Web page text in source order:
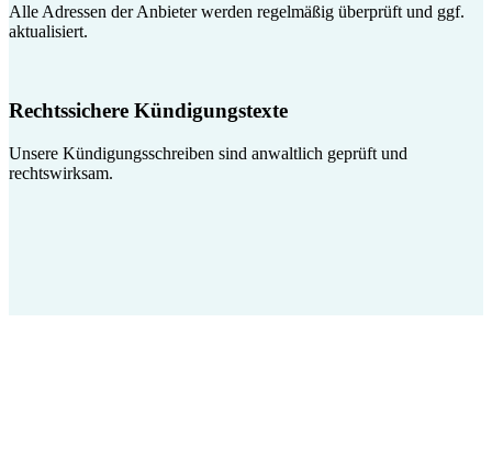
Alle Adressen der Anbieter werden regelmäßig überprüft und ggf.
aktualisiert.
Rechtssichere Kündigungstexte
Unsere Kündigungsschreiben sind anwaltlich geprüft und
rechtswirksam.